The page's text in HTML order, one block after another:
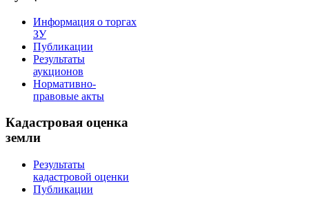
Информация о торгах
ЗУ
Публикации
Результаты
аукционов
Нормативно-
правовые акты
Кадастровая оценка
земли
Результаты
кадастровой оценки
Публикации